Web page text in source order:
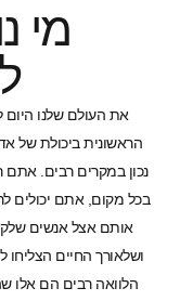
מי
את העולם שלנו היום
הראשונית ביכולת של
נכון במקרים רבים.
בכל מקום, אתם יכולים
אותם אצל אנשים
ושלאורך החיים
הלוואה רבים הם אלו